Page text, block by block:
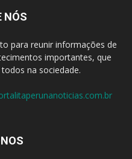
NÓS
para reunir informações de
importantes, que
na sociedade.